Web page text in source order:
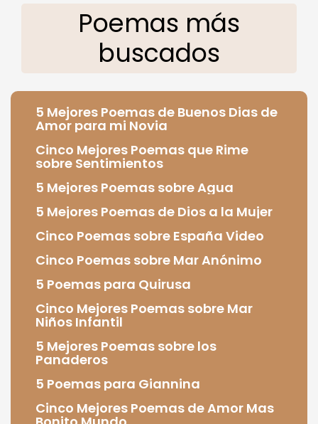
Poemas más
buscados
5 Mejores Poemas de Buenos Dias de
Amor para mi Novia
Cinco Mejores Poemas que Rime
sobre Sentimientos
5 Mejores Poemas sobre Agua
5 Mejores Poemas de Dios a la Mujer
Cinco Poemas sobre España Video
Cinco Poemas sobre Mar Anónimo
5 Poemas para Quirusa
Cinco Mejores Poemas sobre Mar
Niños Infantil
5 Mejores Poemas sobre los
Panaderos
5 Poemas para Giannina
Cinco Mejores Poemas de Amor Mas